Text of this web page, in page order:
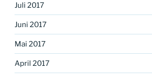
Juli 2017
Juni 2017
Mai 2017
April 2017